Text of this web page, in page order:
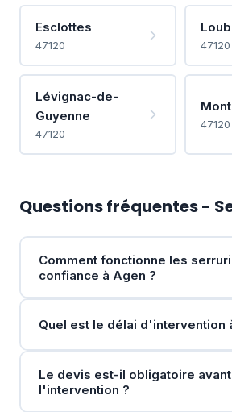
Esclottes
47120 47120
Lévignac-de-
Guyenne
47120
47120
Questions fréquentes -
Comment fonctionne les
confiance à Agen ?
Quel est le délai d'intervention
Le devis est-il obligatoire avant
l'intervention ?